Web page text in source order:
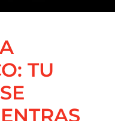
TU